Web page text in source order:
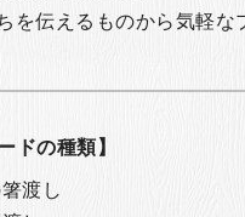
を伝えるものから気軽
ドの種類】
渡し